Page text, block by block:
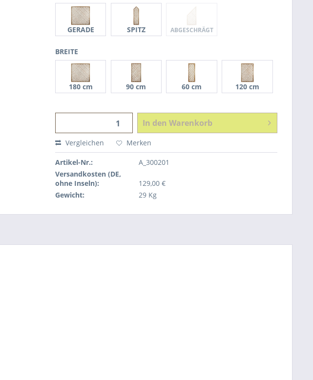
GERADE SPITZ ABGESCHRÄGT
BREITE
180 cm 90 cm 60 cm 120 cm
In den Warenkorb
Vergleichen Merken
Artikel-Nr.:
A_300201
Versandkosten (DE,
ohne Inseln):
129,00 €
Gewicht:
29 Kg